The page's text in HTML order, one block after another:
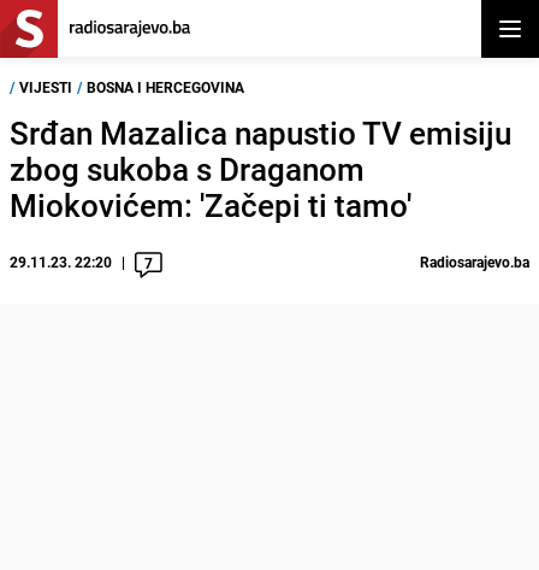
/ VIJESTI / BOSNA I HERCEGOVINA
Srđan Mazalica napustio TV emisiju
zbog sukoba s Draganom
Miokovićem: 'Začepi ti tamo'
29.11.23. 22:20 7 Radiosarajevo.ba